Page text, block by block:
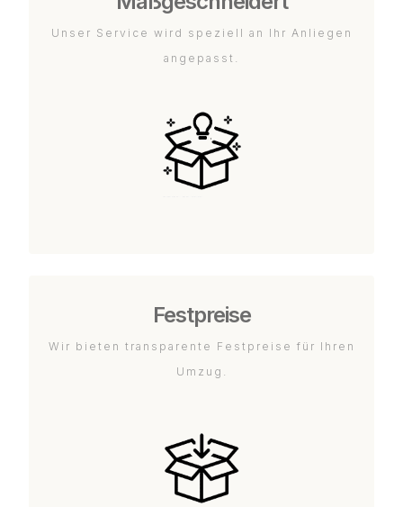
Unser Service wird speziell an Ihr Anliegen
angepasst.
Festpreise
Wir bieten transparente Festpreise für Ihren
Umzug.